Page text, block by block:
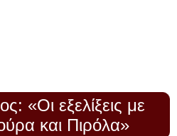
«Οι εξελίξεις με
και Πιρόλα»